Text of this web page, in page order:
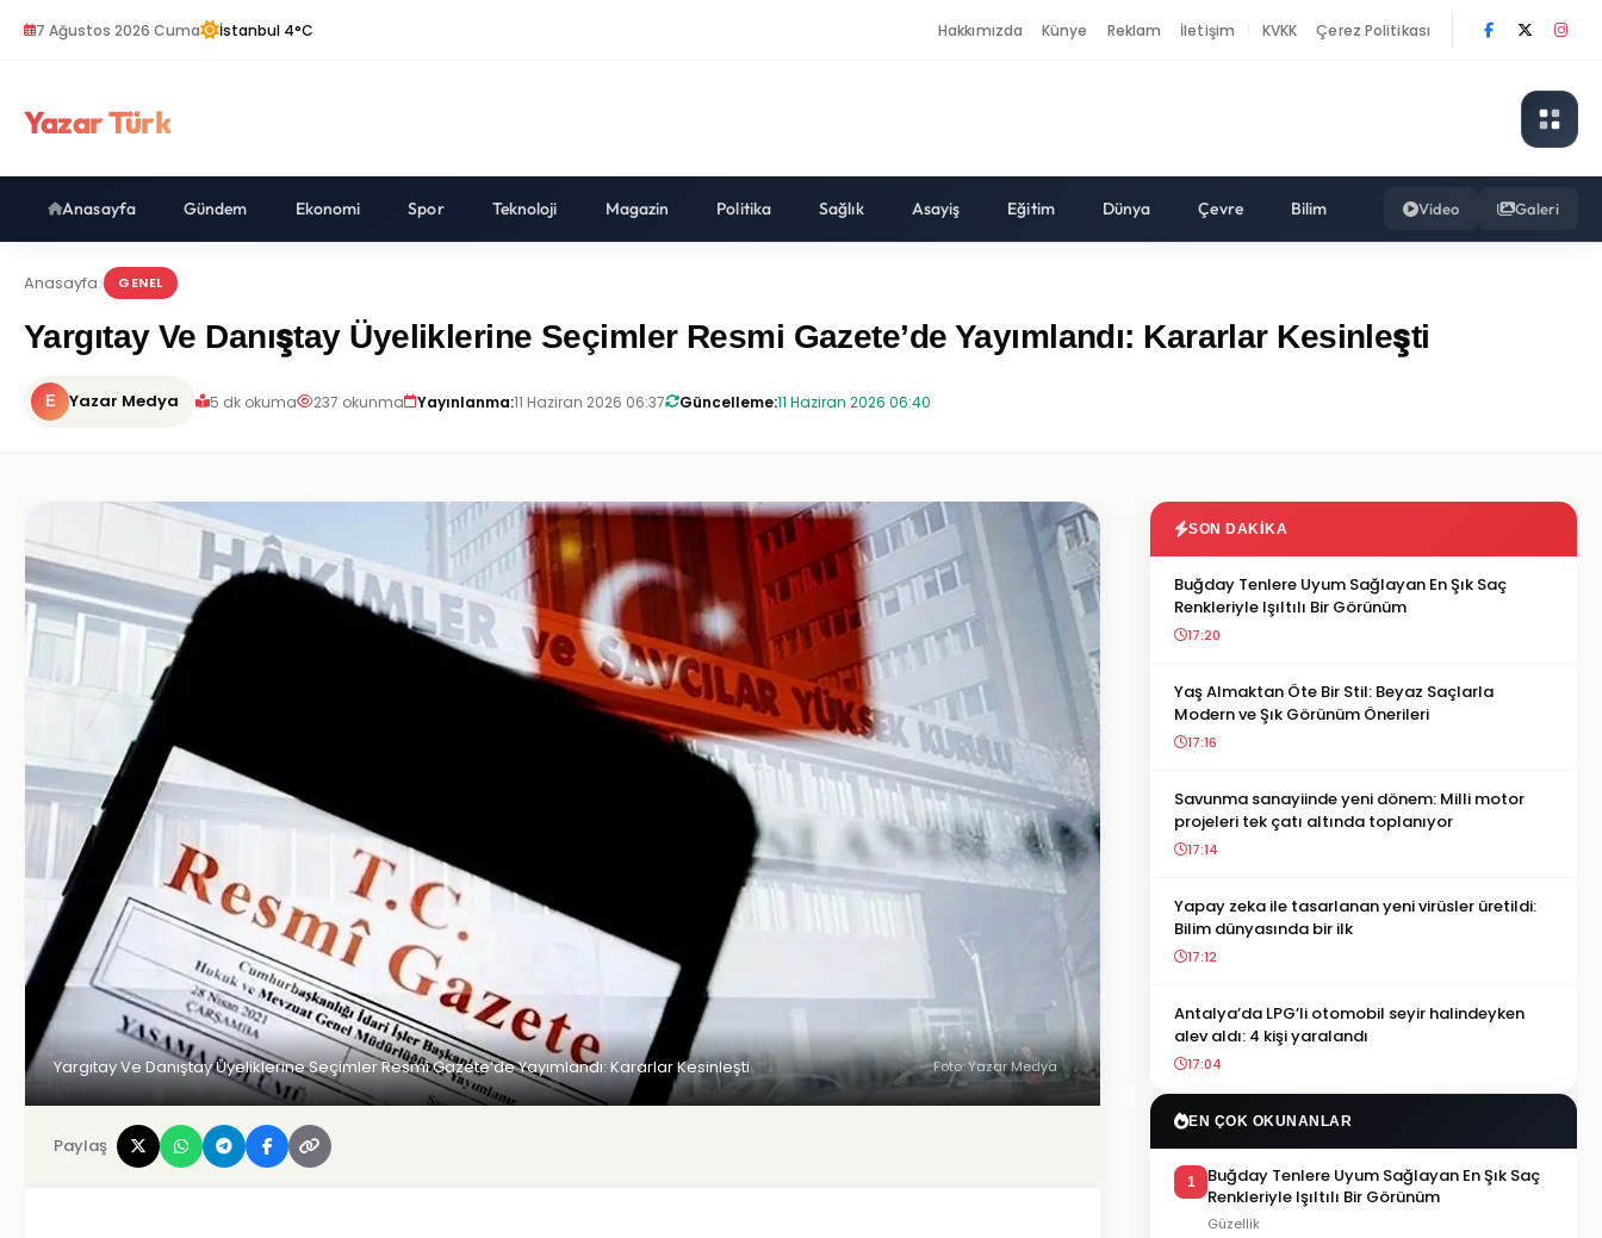
7 Ağustos 2026 Cuma İstanbul 4°C Hakkımızda Künye Reklam İletişim KVKK Çerez Politikası
Yazar Türk
Anasayfa Gündem Ekonomi Spor Teknoloji Magazin Politika Sağlık Asayiş Eğitim Dünya Çevre Bilim Video Galeri
Anasayfa GENEL
Yargıtay Ve Danıştay Üyeliklerine Seçimler Resmi Gazete’de Yayımlandı: Kararlar Kesinleşti
E Yazar Medya 5 dk okuma 237 okunma Yayınlanma:11 Haziran 2026 06:37 Güncelleme:11 Haziran 2026 06:40
Yargıtay Ve Danıştay Üyeliklerine Seçimler Resmi Gazete’de Yayımlandı: Kararlar Kesinleşti Foto: Yazar Medya
Paylaş
SON DAKIKA
Buğday Tenlere Uyum Sağlayan En Şık Saç
Renkleriyle Işıltılı Bir Görünüm
17:20
Yaş Almaktan Öte Bir Stil: Beyaz Saçlarla
Modern ve Şık Görünüm Önerileri
17:16
Savunma sanayiinde yeni dönem: Milli motor
projeleri tek çatı altında toplanıyor
17:14
Yapay zeka ile tasarlanan yeni virüsler üretildi:
Bilim dünyasında bir ilk
17:12
Antalya’da LPG’li otomobil seyir halindeyken
alev aldı: 4 kişi yaralandı
17:04
EN ÇOK OKUNANLAR
1
Buğday Tenlere Uyum Sağlayan En Şık Saç
Renkleriyle Işıltılı Bir Görünüm
Güzellik